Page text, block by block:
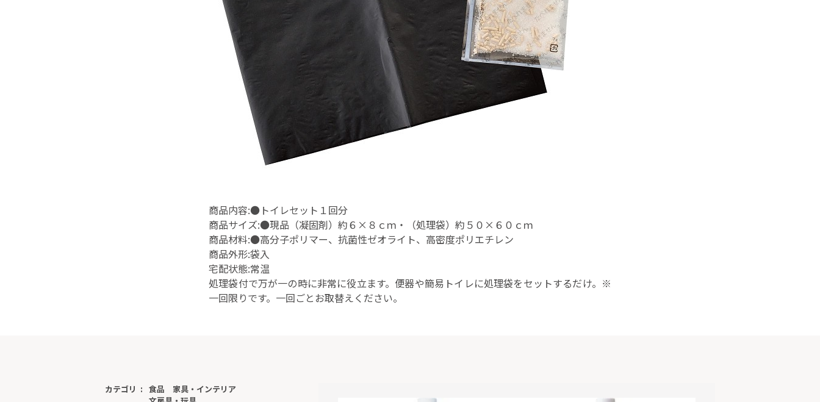
商品内容:●トイレセット１回分
商品サイズ:●現品（凝固剤）約６×８ｃｍ・（処理袋）約５０×６０ｃｍ
商品材料:●高分子ポリマー、抗菌性ゼオライト、高密度ポリエチレン
商品外形:袋入
宅配状態:常温
処理袋付で万が一の時に非常に役立ます。便器や簡易トイレに処理袋をセットするだけ。※
一回限りです。一回ごとお取替えください。
カテゴリ 食品
家具・インテリア